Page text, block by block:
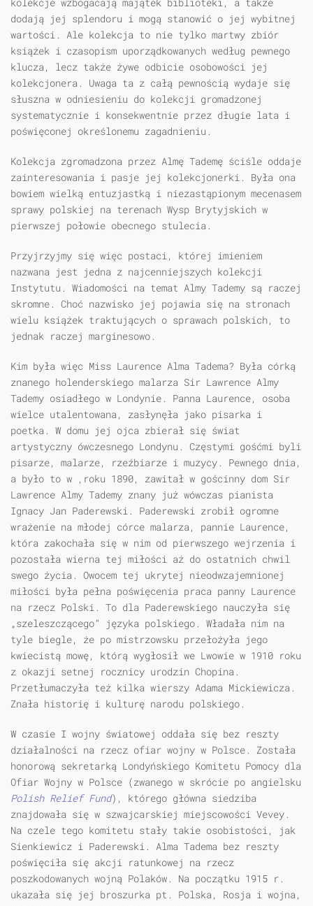
dodają jej splendoru i mogą stanowić o jej wybitnej
wartości. Ale kolekcja to nie tylko martwy zbiór
książek i czasopism uporządkowanych według pewnego
klucza, lecz także żywe odbicie osobowości jej
kolekcjonera. Uwaga ta z całą pewnością wydaje się
słuszna w odniesieniu do kolekcji gromadzonej
systematycznie i konsekwentnie przez długie lata i
poświęconej określonemu zagadnieniu.
Kolekcja zgromadzona przez Almę Tademę ściśle oddaje
zainteresowania i pasje jej kolekcjonerki. Była ona
bowiem wielką entuzjastką i niezastąpionym mecenasem
sprawy polskiej na terenach Wysp Brytyjskich w
pierwszej połowie obecnego stulecia.
Przyjrzyjmy się więc postaci, której imieniem
nazwana jest jedna z najcenniejszych kolekcji
Instytutu. Wiadomości na temat Almy Tademy są raczej
skromne. Choć nazwisko jej pojawia się na stronach
wielu książek traktujących o sprawach polskich, to
jednak raczej marginesowo.
Kim była więc Miss Laurence Alma Tadema? Była córką
znanego holenderskiego malarza Sir Lawrence Almy
Tademy osiadłego w Londynie. Panna Laurence, osoba
wielce utalentowana, zasłynęła jako pisarka i
poetka. W domu jej ojca zbierał się świat
artystyczny ówczesnego Londynu. Częstymi gośćmi byli
pisarze, malarze, rzeźbiarze i muzycy. Pewnego dnia,
a było to w ,roku 1890, zawitał w gościnny dom Sir
Lawrence Almy Tademy znany już wówczas pianista
Ignacy Jan Paderewski. Paderewski zrobił ogromne
wrażenie na młodej córce malarza, pannie Laurence,
która zakochała się w nim od pierwszego wejrzenia i
pozostała wierna tej miłości aż do ostatnich chwil
swego życia. Owocem tej ukrytej nieodwzajemnionej
miłości była pełna poświęcenia praca panny Laurence
na rzecz Polski. To dla Paderewskiego nauczyła się
„szeleszczącego” języka polskiego. Władała nim na
tyle biegle, że po mistrzowsku przełożyła jego
kwiecistą mowę, którą wygłosił we Lwowie w 1910 roku
z okazji setnej rocznicy urodzin Chopina.
Przetłumaczyła też kilka wierszy Adama Mickiewicza.
Znała historię i kulturę narodu polskiego.
W czasie I wojny światowej oddała się bez reszty
działalności na rzecz ofiar wojny w Polsce. Została
honorową sekretarką Londyńskiego Komitetu Pomocy dla
Ofiar Wojny w Polsce (zwanego w skrócie po angielsku
Polish Relief Fund), którego główna siedziba
znajdowała się w szwajcarskiej miejscowości Vevey.
Na czele tego komitetu stały takie osobistości, jak
Sienkiewicz i Paderewski. Alma Tadema bez reszty
poświęciła się akcji ratunkowej na rzecz
poszkodowanych wojną Polaków. Na początku 1915 r.
ukazała się jej broszurka pt. Polska, Rosja i wojna,